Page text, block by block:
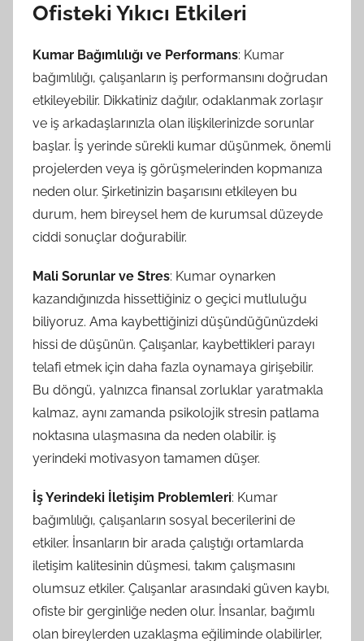
Ofisteki Yıkıcı Etkileri
Kumar Bağımlılığı ve Performans: Kumar
bağımlılığı, çalışanların iş performansını doğrudan
etkileyebilir. Dikkatiniz dağılır, odaklanmak zorlaşır
ve iş arkadaşlarınızla olan ilişkilerinizde sorunlar
başlar. İş yerinde sürekli kumar düşünmek, önemli
projelerden veya iş görüşmelerinden kopmanıza
neden olur. Şirketinizin başarısını etkileyen bu
durum, hem bireysel hem de kurumsal düzeyde
ciddi sonuçlar doğurabilir.
Mali Sorunlar ve Stres: Kumar oynarken
kazandığınızda hissettiğiniz o geçici mutluluğu
biliyoruz. Ama kaybettiğinizi düşündüğünüzdeki
hissi de düşünün. Çalışanlar, kaybettikleri parayı
telafi etmek için daha fazla oynamaya girişebilir.
Bu döngü, yalnızca finansal zorluklar yaratmakla
kalmaz, aynı zamanda psikolojik stresin patlama
noktasına ulaşmasına da neden olabilir. iş
yerindeki motivasyon tamamen düşer.
İş Yerindeki İletişim Problemleri: Kumar
bağımlılığı, çalışanların sosyal becerilerini de
etkiler. İnsanların bir arada çalıştığı ortamlarda
iletişim kalitesinin düşmesi, takım çalışmasını
olumsuz etkiler. Çalışanlar arasındaki güven kaybı,
ofiste bir gerginliğe neden olur. İnsanlar, bağımlı
olan bireylerden uzaklaşma eğiliminde olabilirler,